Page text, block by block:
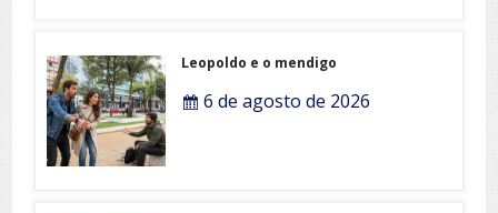
Leopoldo e o mendigo
6 de agosto de 2026